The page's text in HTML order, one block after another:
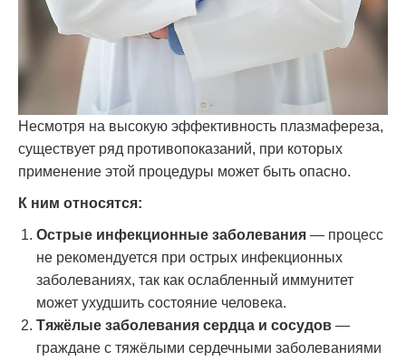
Несмотря на высокую эффективность плазмафереза,
существует ряд противопоказаний, при которых
применение этой процедуры может быть опасно.
К ним относятся:
Острые инфекционные заболевания — процесс
не рекомендуется при острых инфекционных
заболеваниях, так как ослабленный иммунитет
может ухудшить состояние человека.
Тяжёлые заболевания сердца и сосудов —
граждане с тяжёлыми сердечными заболеваниями